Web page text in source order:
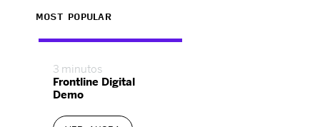
MOST POPULAR
3 minutos
Frontline Digital
Demo